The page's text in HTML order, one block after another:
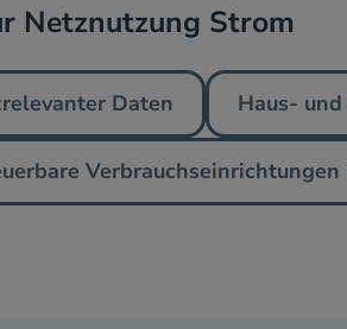
Netznutzung Strom
Daten Haus-
Verbrauchseinrichtungen